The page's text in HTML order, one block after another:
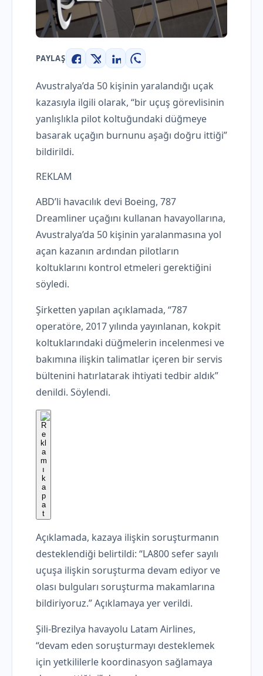
PAYLAŞ
Facebook
X LinkedInWhatsApp
Avustralya’da 50 kişinin yaralandığı uçak
kazasıyla ilgili olarak, “bir uçuş görevlisinin
yanlışlıkla pilot koltuğundaki düğmeye
basarak uçağın burnunu aşağı doğru ittiği”
bildirildi.
REKLAM
ABD’li havacılık devi Boeing, 787
Dreamliner uçağını kullanan havayollarına,
Avustralya’da 50 kişinin yaralanmasına yol
açan kazanın ardından pilotların
koltuklarını kontrol etmeleri gerektiğini
söyledi.
Şirketten yapılan açıklamada, “787
operatöre, 2017 yılında yayınlanan, kokpit
koltuklarındaki düğmelerin incelenmesi ve
bakımına ilişkin talimatlar içeren bir servis
bültenini hatırlatarak ihtiyati tedbir aldık”
denildi. Söylendi.
Açıklamada, kazaya ilişkin soruşturmanın
desteklendiği belirtildi: “LA800 sefer sayılı
uçuşa ilişkin soruşturma devam ediyor ve
olası bulguları soruşturma makamlarına
bildiriyoruz.” Açıklamaya yer verildi.
Şili-Brezilya havayolu Latam Airlines,
“devam eden soruşturmayı desteklemek
için yetkililerle koordinasyon sağlamaya